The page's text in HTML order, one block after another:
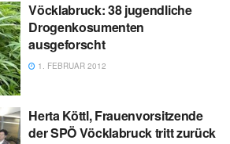
Vöcklabruck: 38 jugendliche
Drogenkosumenten
ausgeforscht
1. FEBRUAR 2012
Herta Köttl, Frauenvorsitzende
der SPÖ Vöcklabruck tritt zurück